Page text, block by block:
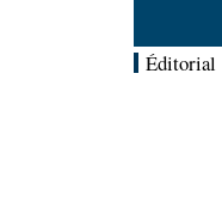
Éditorial